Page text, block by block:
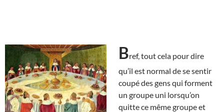
Bref, tout cela pour dire
qu’il est normal de se sentir
coupé des gens qui forment
un groupe uni lorsqu’on
quitte ce même groupe et